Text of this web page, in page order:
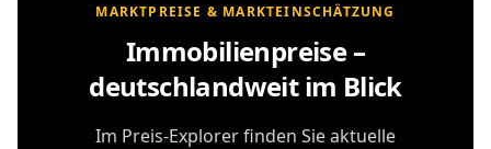
MARKTPREISE & MARKTEINSCHÄTZUNG
Immobilienpreise –
deutschlandweit im Blick
Im Preis-Explorer finden Sie aktuelle